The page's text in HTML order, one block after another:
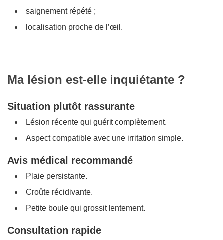
saignement répété ;
localisation proche de l’œil.
Ma lésion est-elle inquiétante ?
Situation plutôt rassurante
Lésion récente qui guérit complètement.
Aspect compatible avec une irritation simple.
Avis médical recommandé
Plaie persistante.
Croûte récidivante.
Petite boule qui grossit lentement.
Consultation rapide